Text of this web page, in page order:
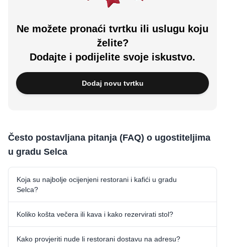
Ne možete pronaći tvrtku ili uslugu koju
želite?
Dodajte i podijelite svoje iskustvo.
Dodaj novu tvrtku
Često postavljana pitanja (FAQ) o ugostiteljima
u gradu Selca
Koja su najbolje ocijenjeni restorani i kafići u gradu
Selca?
Koliko košta večera ili kava i kako rezervirati stol?
Kako provjeriti nude li restorani dostavu na adresu?